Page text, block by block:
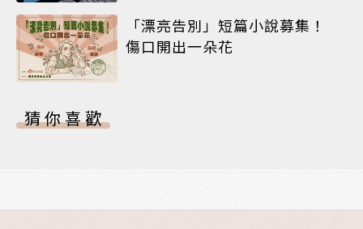
「漂亮告別」短篇小說募集！
傷口開出一朵花
猜你喜歡